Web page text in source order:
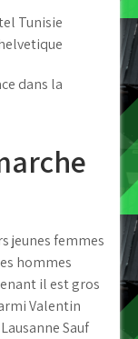
Tunisie
dans la
jeunes femmes
hommes
il est gros
Valentin
Sauf